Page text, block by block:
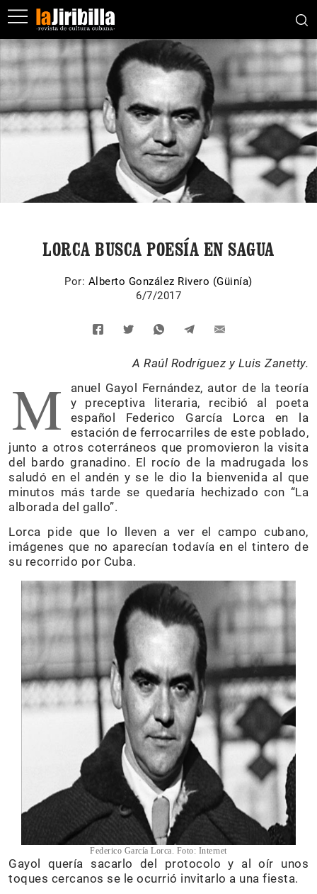
LORCA BUSCA POESÍA EN SAGUA
Por: Alberto González Rivero (Güinía)
6/7/2017
A Raúl Rodríguez y Luis Zanetty.
M
anuel Gayol Fernández, autor de la teoría
y preceptiva literaria, recibió al poeta
español Federico García Lorca en la
estación de ferrocarriles de este poblado,
junto a otros coterráneos que promovieron la visita
del bardo granadino. El rocío de la madrugada los
saludó en el andén y se le dio la bienvenida al que
minutos más tarde se quedaría hechizado con “La
alborada del gallo”.
Lorca pide que lo lleven a ver el campo cubano,
imágenes que no aparecían todavía en el tintero de
su recorrido por Cuba.
Federico García Lorca. Foto: Internet
Gayol quería sacarlo del protocolo y al oír unos
toques cercanos se le ocurrió invitarlo a una fiesta.